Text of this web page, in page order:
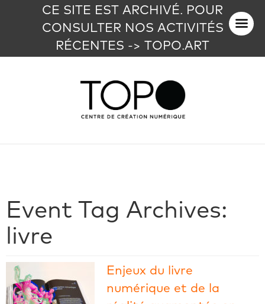
CE SITE EST ARCHIVÉ. POUR
CONSULTER NOS ACTIVITÉS
RÉCENTES -> TOPO.ART
Event Tag Archives:
livre
Enjeux du livre
numérique et de la